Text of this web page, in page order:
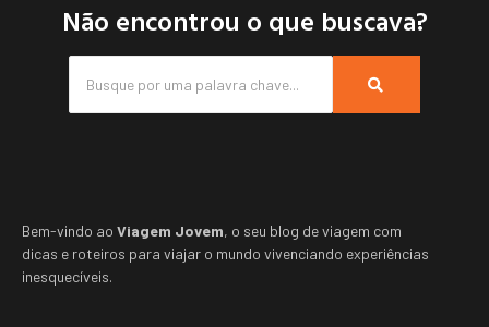
Não encontrou o que buscava?
Bem-vindo ao Viagem Jovem, o seu blog de viagem com
dicas e roteiros para viajar o mundo vivenciando experiências
inesquecíveis.